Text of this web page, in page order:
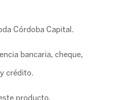
Córdoba Capital.
bancaria, cheque,
crédito.
producto.